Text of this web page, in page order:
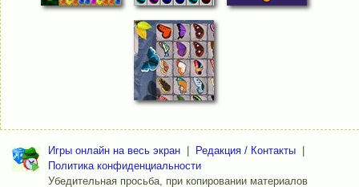
Игры онлайн на весь экран Редакция / Контакты
Политика конфиденциальности
Убедительная просьба, при копировании материалов